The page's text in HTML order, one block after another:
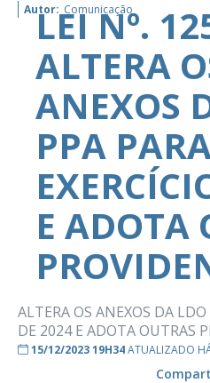
Autor: Comunicação
LEI Nº.
ALTERA
ANEXOS
PPA
E ADOTA
ALTERA OS ANEXOS DA LDO
DE 2024 E ADOTA OUTRAS
15/12/2023 19H34ATUALIZADO